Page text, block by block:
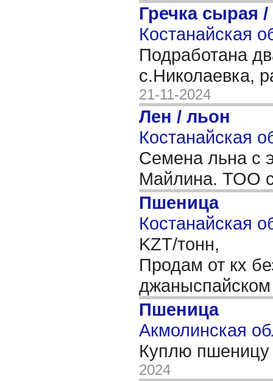
Гречка сырая /
Костанайская
Подработана
с.Николаевка,
21-11-2024
Лен / льон
Костанайская
Семена льна с
Майлина. ТОО
Пшеница
Костанайская
KZT/тонн,
Продам от кх
Пшеница
Акмолинская
Куплю
2024